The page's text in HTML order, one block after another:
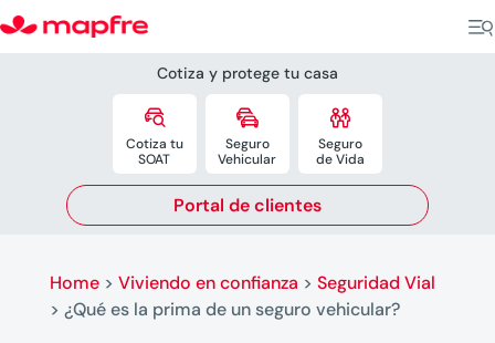
Cotiza y protege tu casa

Cotiza tu
SOAT

Seguro
Vehicular

Seguro
de Vida
Portal de clientes
Home> Viviendo en confianza > Seguridad Vial
> ¿Qué es la prima de un seguro vehicular?